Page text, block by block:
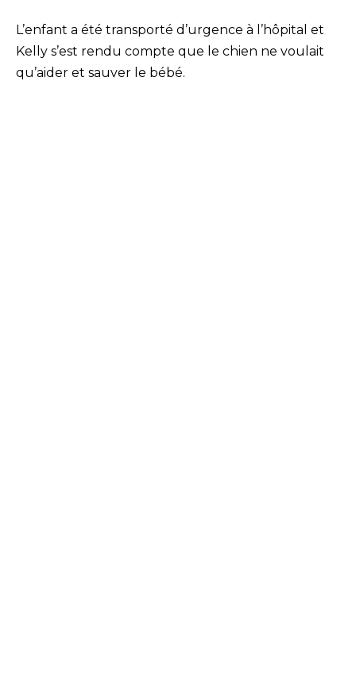
L’enfant a été transporté d’urgence à l’hôpital et
Kelly s’est rendu compte que le chien ne voulait
qu’aider et sauver le bébé.